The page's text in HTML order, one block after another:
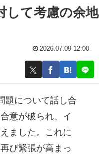
して考慮の余地
2026.07.09 12:00
題について話し合
意が破られ、イ
ました。これに
び緊張が高まっ